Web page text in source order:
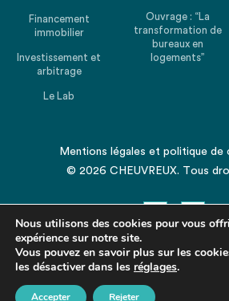
Financement
immobilier
Investissement et
arbitrage
Le Lab
Ouvrage : “La
transformation de
bureaux en
logements”
Mentions légales et politique de
© 2026 CHEUVREUX. Tous
Revenir en haut de la
Nous utilisons des cookies pour vous
expérience sur notre site.
Vous pouvez en savoir plus sur les
les désactiver dans les réglages.
Accepter Rejeter